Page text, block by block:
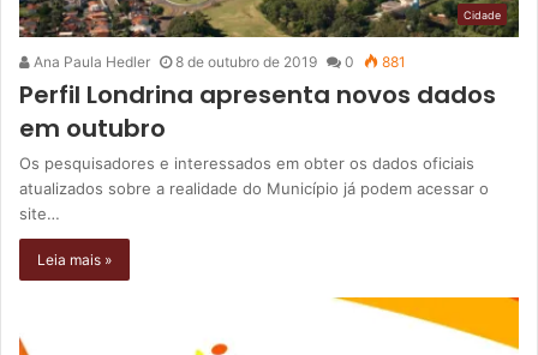
Cidade
Ana Paula Hedler 8 de outubro de 2019 0 881
Perfil Londrina apresenta novos dados
em outubro
Os pesquisadores e interessados em obter os dados oficiais
atualizados sobre a realidade do Município já podem acessar o
site…
Leia mais »